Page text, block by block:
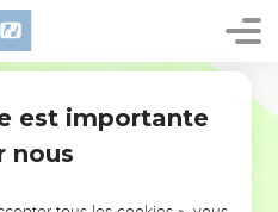
L’ÉVÉNEMENT
est importante
nous